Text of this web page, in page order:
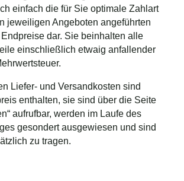
einfach die für Sie optimale Zahlart
jeweiligen Angeboten angeführten
dar. Sie beinhalten alle
einschließlich etwaig anfallender
Liefer- und Versandkosten sind
enthalten, sie sind über die Seite
aufrufbar, werden im Laufe des
gesondert ausgewiesen und sind
zu tragen.